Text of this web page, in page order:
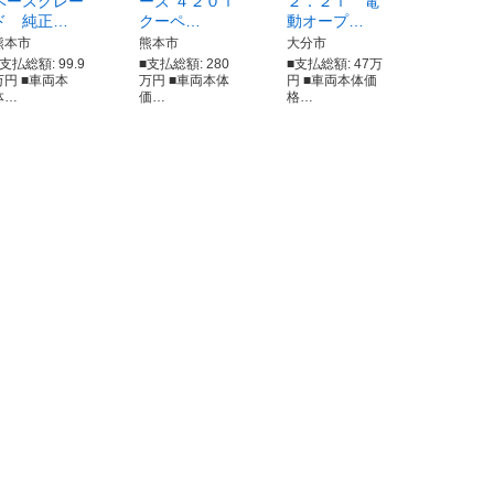
純正…
本市
払総額: 99.9
円 ■車両本
…
クーペ…
熊本市
■支払総額: 280
万円 ■車両本体
価…
動オープ…
大分市
■支払総額: 47万
円 ■車両本体価
格…